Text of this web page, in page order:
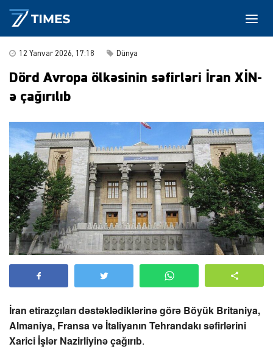
12 Yanvar 2026, 17:18 Dünya
Dörd Avropa ölkəsinin səfirləri İran XİN-
ə çağırılıb
İran etirazçıları dəstəklədiklərinə görə Böyük Britaniya,
Almaniya, Fransa və İtaliyanın Tehrandakı səfirlərini
Xarici İşlər Nazirliyinə çağırıb.